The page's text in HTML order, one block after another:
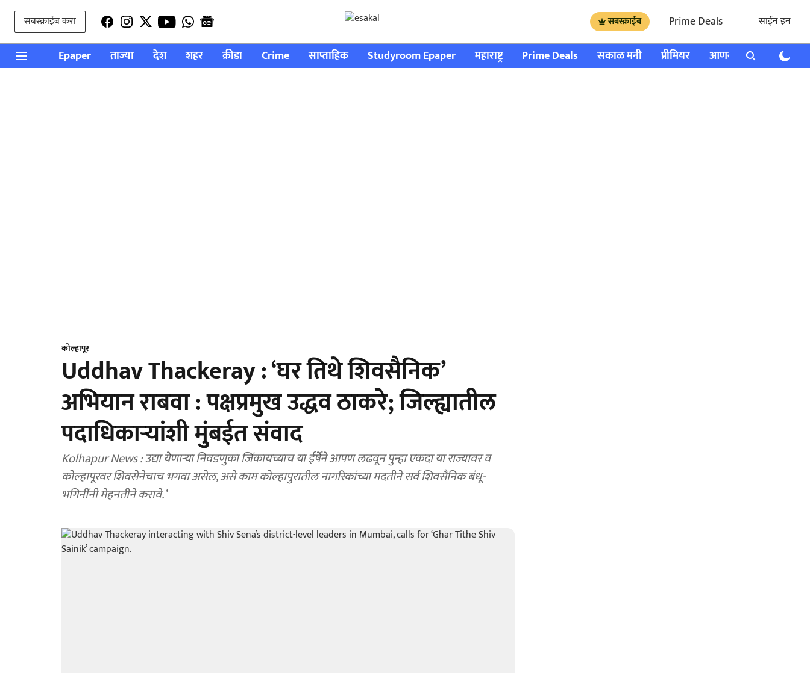
सबस्क्राईब करा सबस्क्राईब Prime Deals साईन इन
Epaper ताज्या देश शहर क्रीडा Crime साप्ताहिक Studyroom Epaper महाराष्ट्र Prime Deals सकाळ मनी प्रीमियर आणखी राशी भविष्य
कोल्हापूर
Uddhav Thackeray : ‘घर तिथे शिवसैनिक’
अभियान राबवा : पक्षप्रमुख उद्धव ठाकरे; जिल्ह्यातील
पदाधिकाऱ्यांशी मुंबईत संवाद
Kolhapur News : उद्या येणाऱ्या निवडणुका जिंकायच्याच या ईर्षेने आपण लढवून पुन्हा एकदा या राज्यावर व
कोल्हापूरवर शिवसेनेचाच भगवा असेल, असे काम कोल्हापुरातील नागरिकांच्या मदतीने सर्व शिवसैनिक बंधू-
भगिनींनी मेहनतीने करावे.’